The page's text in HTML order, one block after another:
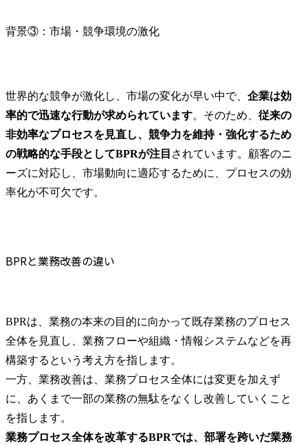
背景③：市場・競争環境の激化
世界的な競争が激化し、市場の変化が早い中で、 企業は効
率的で迅速な行動が求められています。そのため、 従来の
非効率なプロセスを見直し、競争力を維持・強化するため
の戦略的な手段としてBPRが注目 されています。顧客のニ
ーズに対応し、市場動向に適応するために、プロセスの効
率化が不可欠です。
BPRと業務改善の違い
BPRは、業務の本来の目的に向かって既存業務のプロセス
全体を見直し、業務フローや組織・情報システムなどを再
構築するという考え方を指します。
一方、業務改善は、業務プロセス全体には変更を加えず
に、あくまで一部の業務の無駄をなくし改善していくこと
業務プロセス全体を改革するBPRでは、部署を跨いだ業務